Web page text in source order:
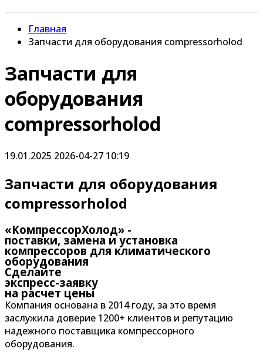
Главная
Запчасти для оборудования compressorholod
Запчасти для
оборудования
compressorholod
19.01.2025 2026-04-27 10:19
Запчасти для оборудования
compressorholod
«КомпрессорХолод» -
поставки, замена и установка
компрессоров для климатического
оборудования
Сделайте
экспресс-заявку
на расчет цены
Компания основана в 2014 году, за это время
заслужила доверие 1200+ клиентов и репутацию
надежного поставщика компрессорного
оборудования.